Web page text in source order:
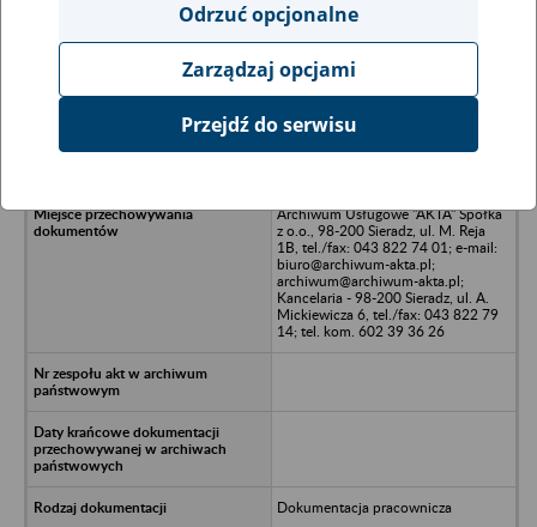
Ukryj wszystkie pozycje bazy
TRIO TRANS Sp. z o.o. - Warszawa,
Archiwum Usługowe "AKTA" Spółka
z o.o., 98-200 Sieradz, ul. M. Reja
1B, tel./fax: 043 822 74 01; e-mail:
biuro@archiwum-akta.pl;
archiwum@archiwum-akta.pl;
Kancelaria - 98-200 Sieradz, ul. A.
Mickiewicza 6, tel./fax: 043 822 79
14; tel. kom. 602 39 36 26
Dokumentacja pracownicza
Odrzuć opcjonalne
Zarządzaj opcjami
Przejdź do serwisu